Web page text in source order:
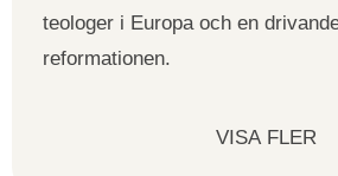
teologer i Europa och en
reformationen.
VISA FLER